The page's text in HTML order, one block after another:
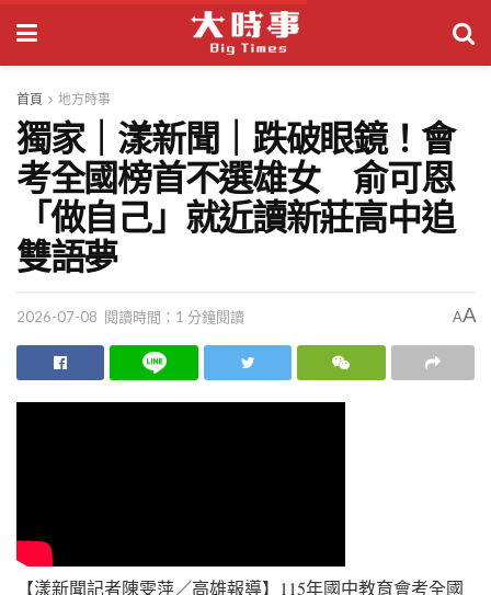
首頁 地方時事
獨家｜漾新聞｜跌破眼鏡！會
考全國榜首不選雄女 俞可恩
「做自己」就近讀新莊高中追
雙語夢
2026-07-08 閱讀時間：1 分鐘閱讀 AA
【漾新聞記者陳雯萍／高雄報導】115年國中教育會考全國